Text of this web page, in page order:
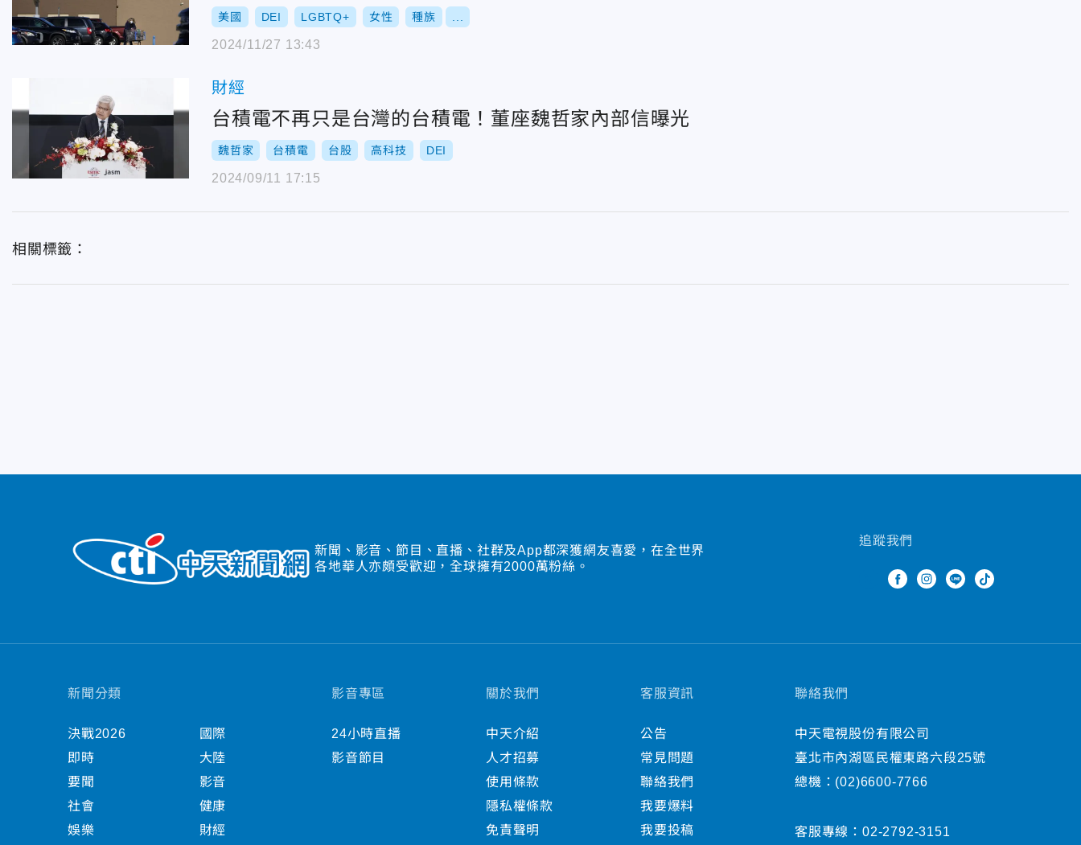
美國 DEI LGBTQ+ 女性 種族
2024/11/27 13:43
財經
台積電不再只是台灣的台積電！董座魏哲家內部信曝光
魏哲家 台積電 台股 高科技 DEI
2024/09/11 17:15
相關標籤：
新聞、影音、節目、直播、社群及App都深獲網友喜愛，在全世界
各地華人亦頗受歡迎，全球擁有2000萬粉絲。
追蹤我們
新聞分類
決戰2026
即時
要聞
社會
娛樂
國際
大陸
影音
健康
財經
影音專區
24小時直播
影音節目
關於我們
中天介紹
人才招募
使用條款
隱私權條款
免責聲明
客服資訊
公告
常見問題
聯絡我們
我要爆料
我要投稿
聯絡我們
中天電視股份有限公司
臺北市內湖區民權東路六段25號
總機： (02)6600-7766
客服專線： 02-2792-3151